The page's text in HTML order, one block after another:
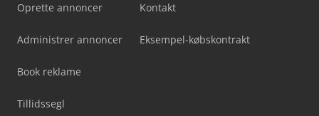
Oprette annoncer
Administrer annoncer
Book reklame
Tillidssegl
Kontakt
Eksempel-købskontrakt